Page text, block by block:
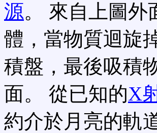
源。 來自上圖外
體，當物質迴旋
積盤，最後吸積
面。 從已知的X
約介於月亮的軌